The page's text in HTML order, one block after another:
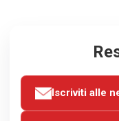
Iscriviti alle